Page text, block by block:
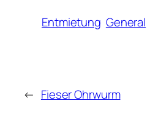
Entmietung General
← Fieser Ohrwurm